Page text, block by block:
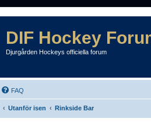
DIF Hockey
Djurgården Hockeys officiella forum
FAQ
Utanför isen Rinkside Bar